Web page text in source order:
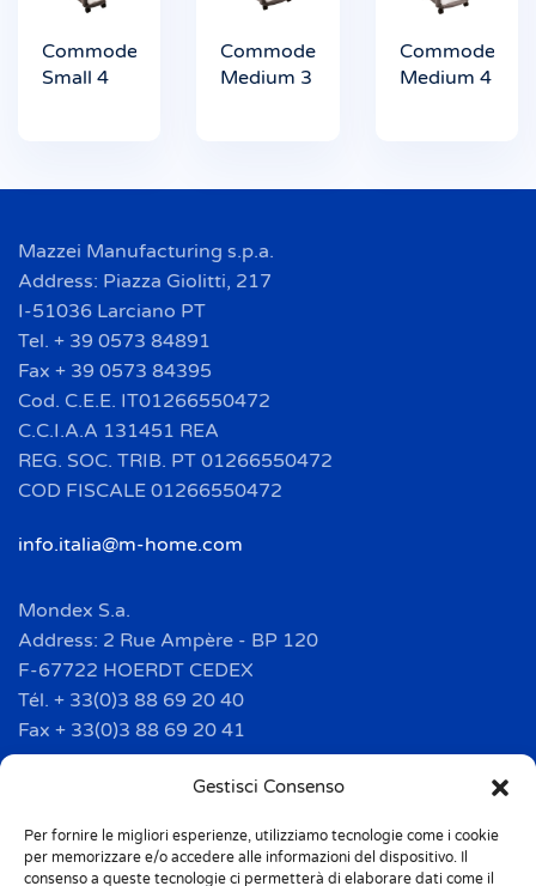
Gestisci Consenso
Per fornire le migliori esperienze, utilizziamo tecnologie come i cookie
per memorizzare e/o accedere alle informazioni del dispositivo. Il
consenso a queste tecnologie ci permetterà di elaborare dati come il
Commode
Small 4
Commode
Medium 3
Commode
Medium 4
Mazzei Manufacturing s.p.a.
Address: Piazza Giolitti, 217
I-51036 Larciano PT
Tel. + 39 0573 84891
Fax + 39 0573 84395
Cod. C.E.E. IT01266550472
C.C.I.A.A 131451 REA
REG. SOC. TRIB. PT 01266550472
COD FISCALE 01266550472
info.italia@m-home.com
Mondex S.a.
Address: 2 Rue Ampère - BP 120
F-67722 HOERDT CEDEX
Tél. + 33(0)3 88 69 20 40
Fax + 33(0)3 88 69 20 41
info.france@m-home.com
Mondex Menaje España S.a.
Address: Ctra de Girona, km. 101.5